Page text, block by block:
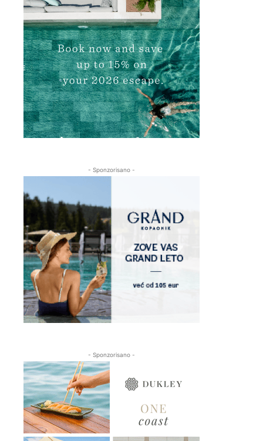
- Sponzorisano -
- Sponzorisano -